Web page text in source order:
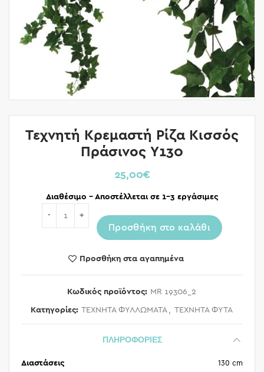
Τεχνητή Κρεμαστή Ρίζα Κισσός
Πράσινος Y130
25,00€
Διαθέσιμο – Αποστέλλεται σε 1-3 εργάσιμες
Προσθήκη στο καλάθι
Προσθήκη στα αγαπημένα
Κωδικός προϊόντος: MR 19306_2
Κατηγορίες: ΤΕΧΝΗΤΑ ΦΥΛΛΩΜΑΤΑ , ΤΕΧΝΗΤΑ ΦΥΤΑ
ΠΛΗΡΟΦΟΡΙΕΣ
Διαστάσεις 130 cm